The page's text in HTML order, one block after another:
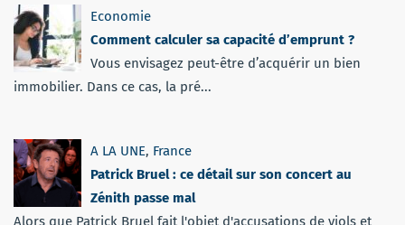
Economie
Comment calculer sa capacité d’emprunt ?
Vous envisagez peut-être d’acquérir un bien
immobilier. Dans ce cas, la pré...
A LA UNE, France
Patrick Bruel : ce détail sur son concert au
Zénith passe mal
Alors que Patrick Bruel fait l'objet d'accusations de viols et